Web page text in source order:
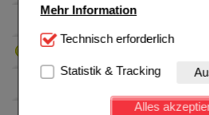
Mehr Information
Technisch Notwendig:Hierbei
Website notwendig sind (z.B.
Kundenkonto), weshalb auf
werden kann.
Technisch erforderlich
Statistik & Tracking
Alles